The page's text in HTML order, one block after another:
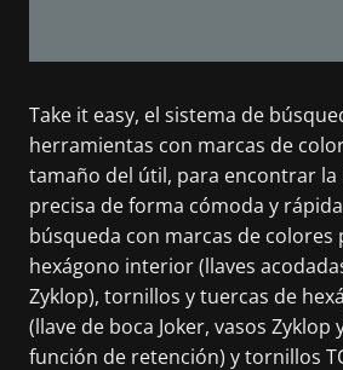
Take it easy, el sistema de
herramientas con marcas de
tamaño del útil, para encontrar
precisa de forma cómoda y
búsqueda con marcas de
hexágono interior (llaves
Zyklop), tornillos y tuercas de
(llave de boca Joker, vasos Zyklop
función de retención) y tornillos